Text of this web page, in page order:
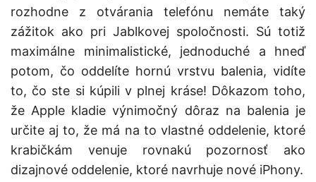
rozhodne z otvárania telefónu nemáte taký
zážitok ako pri Jablkovej spoločnosti. Sú totiž
maximálne minimalistické, jednoduché a hneď
potom, čo oddelíte hornú vrstvu balenia, vidíte
to, čo ste si kúpili v plnej kráse! Dôkazom toho,
že Apple kladie výnimočný dôraz na balenia je
určite aj to, že má na to vlastné oddelenie, ktoré
krabičkám venuje rovnakú pozornosť ako
dizajnové oddelenie, ktoré navrhuje nové iPhony.